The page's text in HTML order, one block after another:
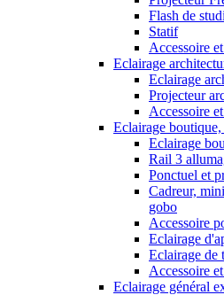
Flash de
Statif
Accessoire
Eclairage
Eclairage
Projecteur
Accessoire
Eclairage
Eclairage
Rail 3
Ponctuel et
Cadreur,
gobo
Accessoire
Eclairage
Eclairage de
Accessoire
Eclairage général